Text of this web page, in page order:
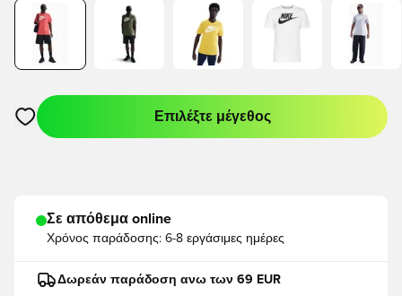
Ανοίγει ένα Modal για να συνδεθείτε ή να εγγραφείτε ως
Επιλέξτε μέγεθος
Σε απόθεμα online
Χρόνος παράδοσης: 6-8 εργάσιμες ημέρες
Δωρεάν παράδοση ανω των 69 EUR